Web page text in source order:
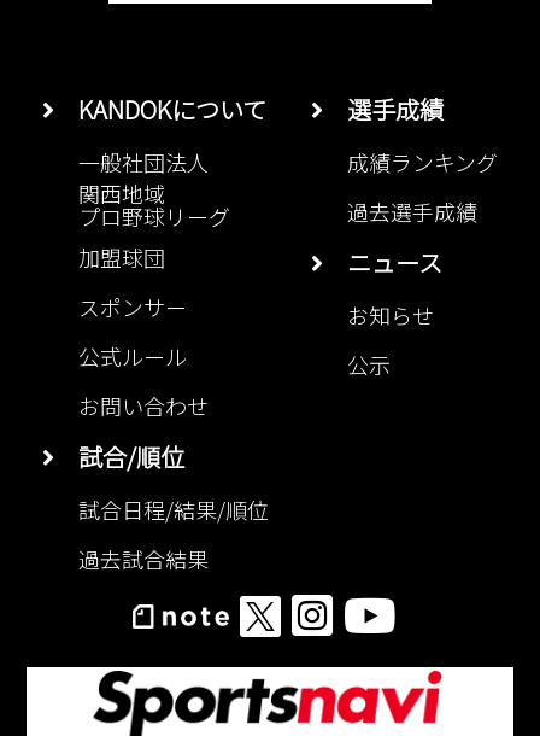
KANDOKについて
一般社団法人
関西地域
プロ野球リーグ
加盟球団
スポンサー
公式ルール
お問い合わせ
試合/順位
試合日程/結果/順位
過去試合結果
選手成績
成績ランキング
過去選手成績
ニュース
お知らせ
公示